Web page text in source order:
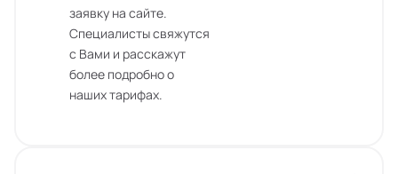
заявку на сайте.
Специалисты свяжутся
с Вами и расскажут
более подробно о
наших тарифах.